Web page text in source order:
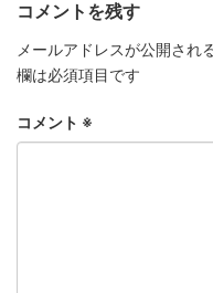
コメントを残す
メールアドレスが公開され
欄は必須項目です
コメント ※